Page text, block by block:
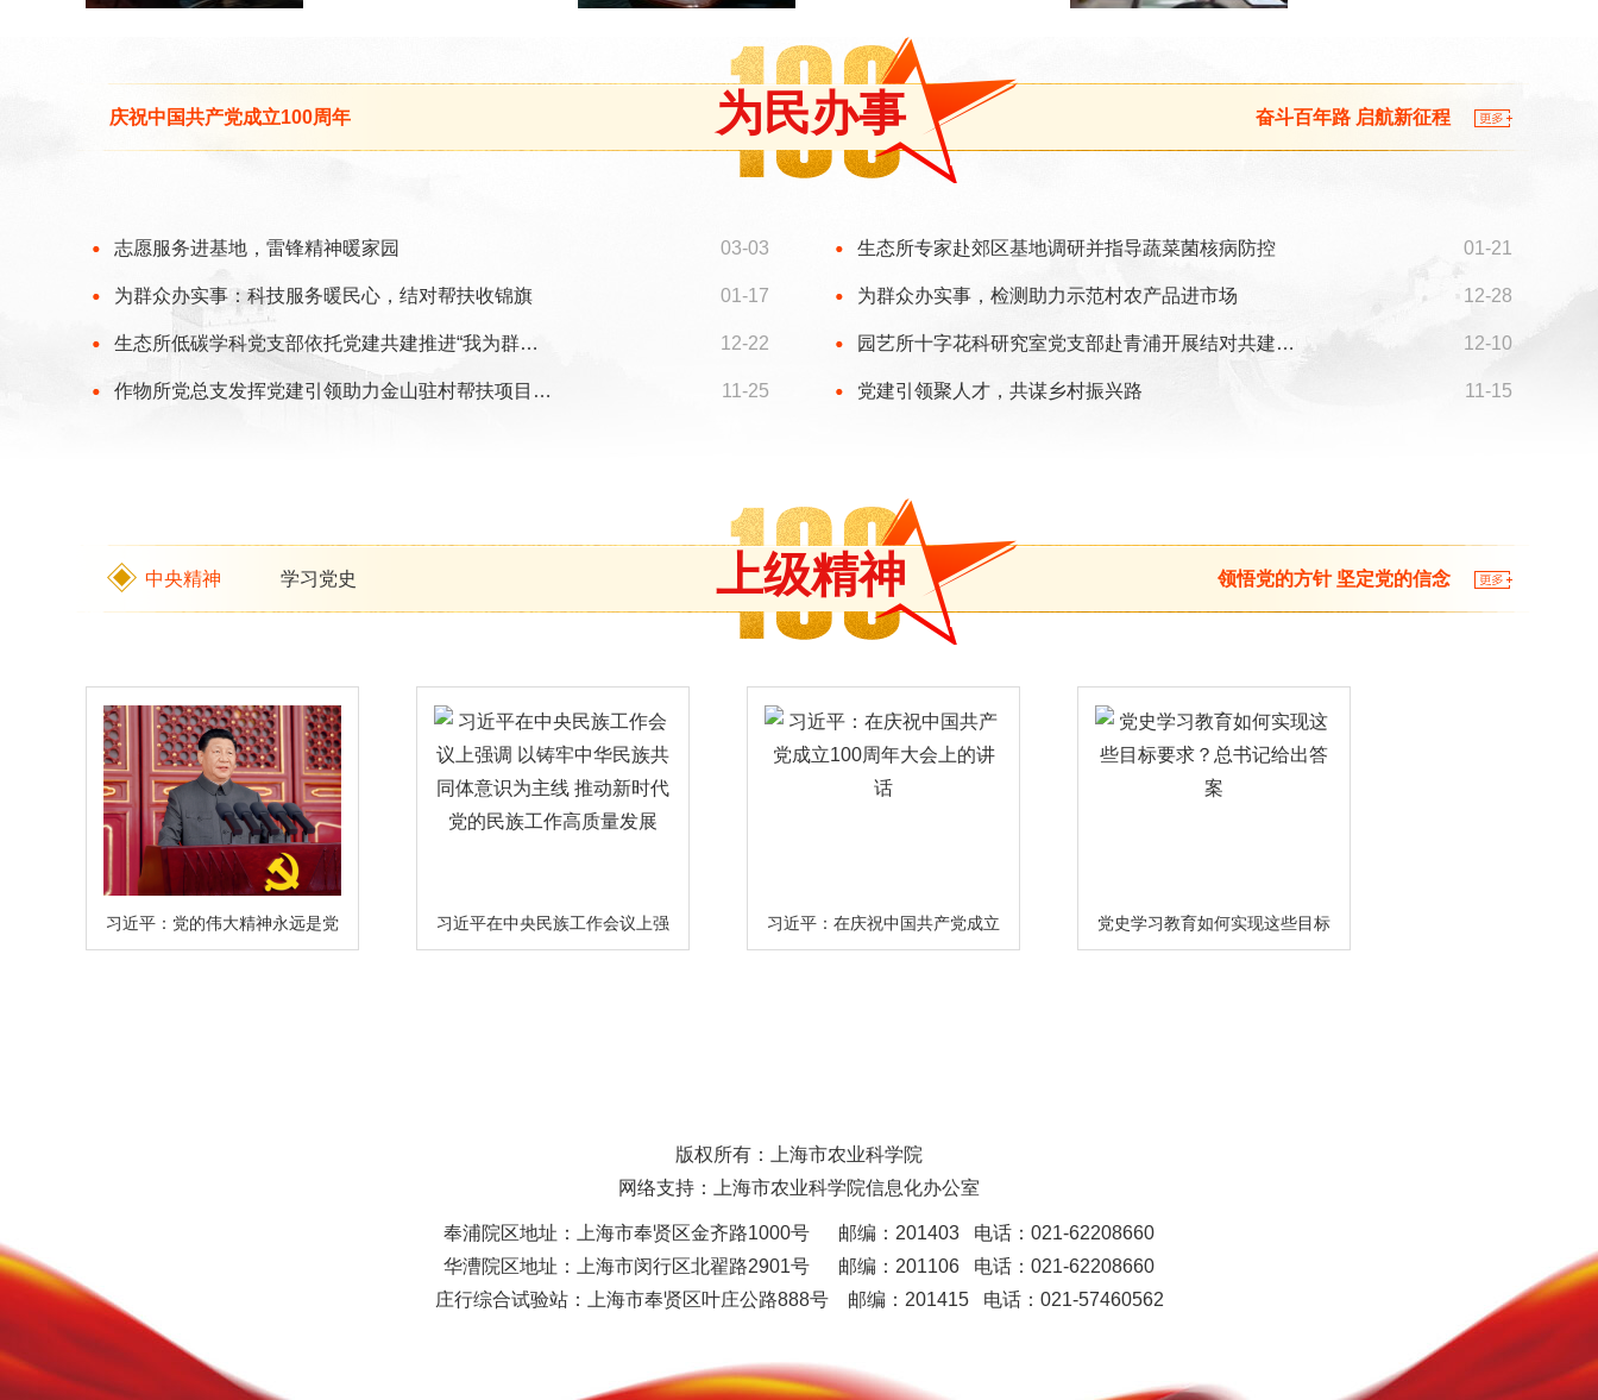
庆祝中国共产党成立100周年 奋斗百年路 启航新征程
为民办事
03-03
志愿服务进基地，雷锋精神暖家园 01-21
生态所专家赴郊区基地调研并指导蔬菜菌核病防控
01-17
为群众办实事：科技服务暖民心，结对帮扶收锦旗 12-28
为群众办实事，检测助力示范村农产品进市场
12-22
生态所低碳学科党支部依托党建共建推进“我为群… 12-10
园艺所十字花科研究室党支部赴青浦开展结对共建…
11-25
作物所党总支发挥党建引领助力金山驻村帮扶项目… 11-15
党建引领聚人才，共谋乡村振兴路
中央精神
学习党史
领悟党的方针 坚定党的信念
上级精神
习近平：党的伟大精神永远是党
习近平在中央民族工作会议上强
习近平：在庆祝中国共产党成立
党史学习教育如何实现这些目标
版权所有：上海市农业科学院
网络支持：上海市农业科学院信息化办公室
奉浦院区地址：上海市奉贤区金齐路1000号 邮编：201403 电话：021-62208660
华漕院区地址：上海市闵行区北翟路2901号 邮编：201106 电话：021-62208660
庄行综合试验站： 上海市奉贤区叶庄公路888号 邮编：201415 电话：021-57460562